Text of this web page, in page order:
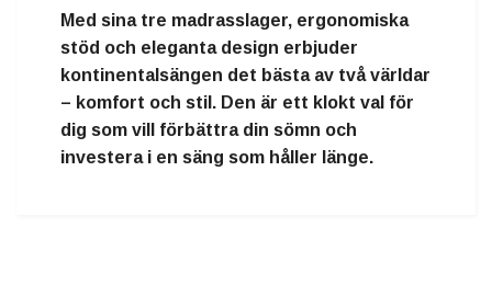
Med sina tre madrasslager, ergonomiska
stöd och eleganta design erbjuder
kontinentalsängen det bästa av två världar
– komfort och stil . Den är ett klokt val för
dig som vill förbättra din sömn och
investera i en säng som håller länge.